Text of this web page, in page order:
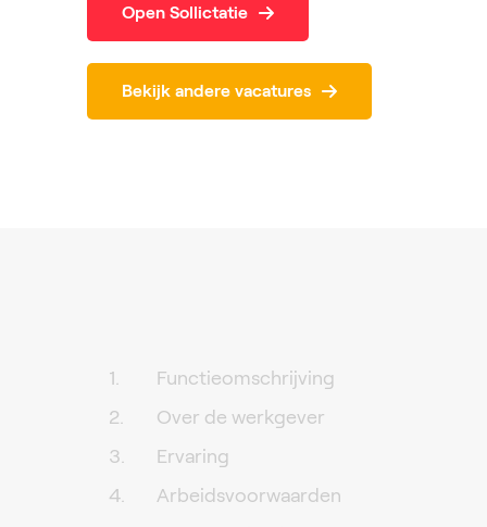
Open Sollictatie
Bekijk andere vacatures
Functieomschrijving
Over de werkgever
Ervaring
Arbeidsvoorwaarden